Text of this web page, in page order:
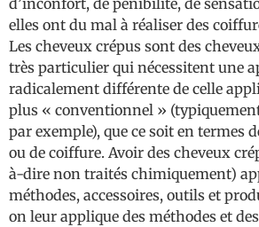
d’inconfort, de pénibilité, de
elles ont du mal à réaliser des
Les cheveux crépus sont des
très particulier qui nécessitent une
radicalement différente de celle
plus « conventionnel »
par exemple), que ce soit en termes
ou de coiffure. Avoir des cheveux
à-dire non traités chimiquement)
méthodes, accessoires, outils et
on leur applique des méthodes et